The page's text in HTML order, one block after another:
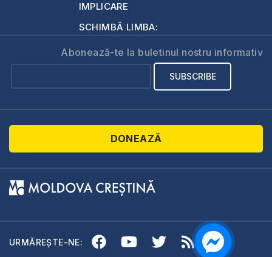
IMPLICARE
SCHIMBĂ LIMBA:
Abonează-te la buletinul nostru informativ
DONEAZĂ
URMĂREȘTE-NE: